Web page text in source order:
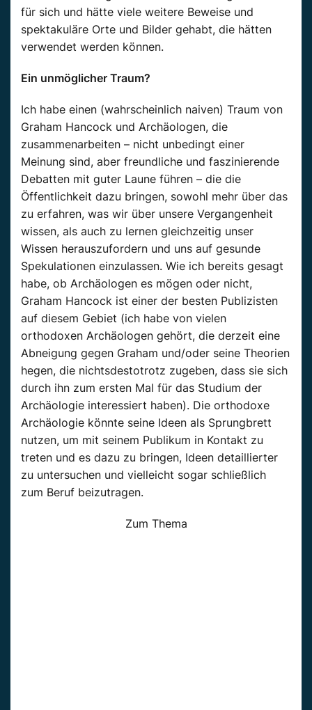
für sich und hätte viele weitere Beweise und
spektakuläre Orte und Bilder gehabt, die hätten
verwendet werden können.
Ein unmöglicher Traum?
Ich habe einen (wahrscheinlich naiven) Traum von
Graham Hancock und Archäologen, die
zusammenarbeiten – nicht unbedingt einer
Meinung sind, aber freundliche und faszinierende
Debatten mit guter Laune führen – die die
Öffentlichkeit dazu bringen, sowohl mehr über das
zu erfahren, was wir über unsere Vergangenheit
wissen, als auch zu lernen gleichzeitig unser
Wissen herauszufordern und uns auf gesunde
Spekulationen einzulassen. Wie ich bereits gesagt
habe, ob Archäologen es mögen oder nicht,
Graham Hancock ist einer der besten Publizisten
auf diesem Gebiet (ich habe von vielen
orthodoxen Archäologen gehört, die derzeit eine
Abneigung gegen Graham und/oder seine Theorien
hegen, die nichtsdestotrotz zugeben, dass sie sich
durch ihn zum ersten Mal für das Studium der
Archäologie interessiert haben). Die orthodoxe
Archäologie könnte seine Ideen als Sprungbrett
nutzen, um mit seinem Publikum in Kontakt zu
treten und es dazu zu bringen, Ideen detaillierter
zu untersuchen und vielleicht sogar schließlich
zum Beruf beizutragen.
Zum Thema